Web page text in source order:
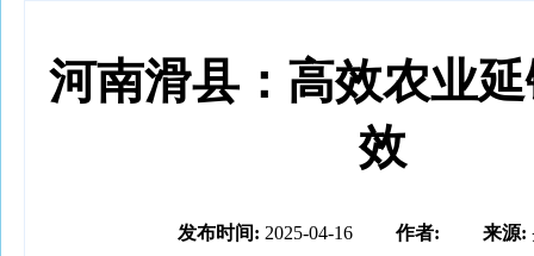
河南滑县：高效农业
效
发布时间: 2025-04-16 作者: 来源: